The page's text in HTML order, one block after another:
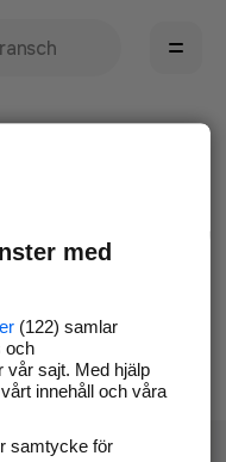
kan avhjälpa det.
och försök igen
med
(122) samlar
och
vår sajt. Med hjälp
innehåll och våra
samtycke för